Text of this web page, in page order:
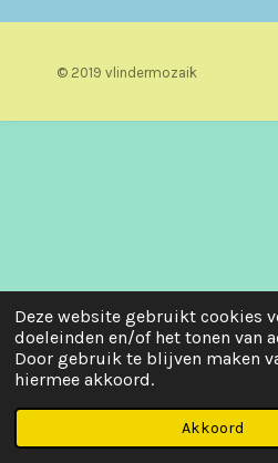
Deze website gebruikt cookies
doeleinden en/of het tonen van
Door gebruik te blijven maken
hiermee akkoord.
Akkoord
© 2019 vlindermozaik
Telefoonnummer